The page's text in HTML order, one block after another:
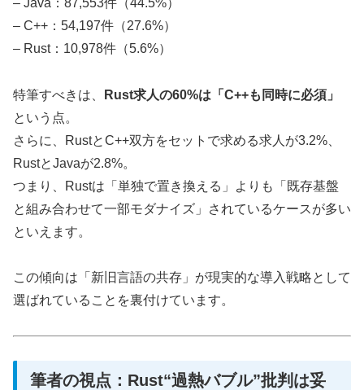
– C++：54,197件（27.6%）
– Rust：10,978件（5.6%）
特筆すべきは、
Rust求人の60%は「C++も同時に必須」
という点。
さらに、RustとC++双方をセットで求める求人が3.2%、
RustとJavaが2.8%。
つまり、Rustは「単独で置き換える」よりも「既存基盤
と組み合わせて一部モダナイズ」されているケースが多い
といえます。
この傾向は「新旧言語の共存」が現実的な導入戦略として
選ばれていることを裏付けています。
筆者の視点：Rust“過熱バブル”批判は妥